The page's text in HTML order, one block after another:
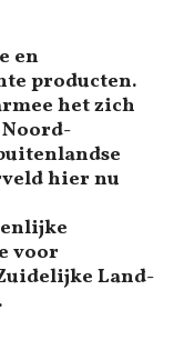
en
producten.
het zich
hier nu
voor
Land-